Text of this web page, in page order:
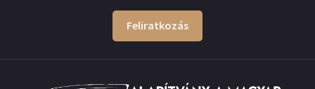
Feliratkozás